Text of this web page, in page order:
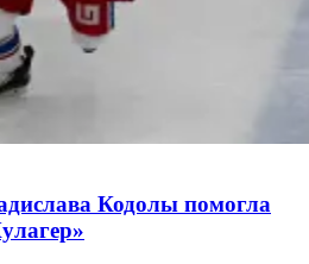
Кодолы помогла